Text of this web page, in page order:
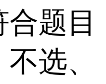
题目
选、